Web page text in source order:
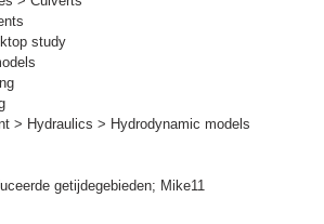
study
> Hydraulics > Hydrodynamic models
getijdegebieden; Mike11